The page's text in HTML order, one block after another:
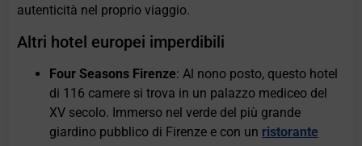
autenticità nel proprio viaggio.
Altri hotel europei imperdibili
Four Seasons Firenze: Al nono posto, questo hotel
di 116 camere si trova in un palazzo mediceo del
XV secolo. Immerso nel verde del più grande
giardino pubblico di Firenze e con un ristorante